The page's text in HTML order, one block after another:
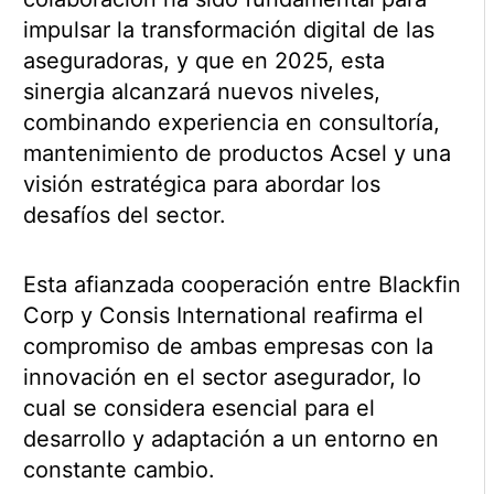
impulsar la transformación digital de las
aseguradoras, y que en 2025, esta
sinergia alcanzará nuevos niveles,
combinando experiencia en consultoría,
mantenimiento de productos Acsel y una
visión estratégica para abordar los
desafíos del sector.
Esta afianzada cooperación entre Blackfin
Corp y Consis International reafirma el
compromiso de ambas empresas con la
innovación en el sector asegurador, lo
cual se considera esencial para el
desarrollo y adaptación a un entorno en
constante cambio.